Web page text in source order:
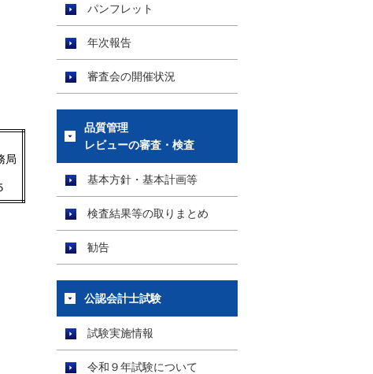
局
パンフレット
年次報告
審査会の開催状況
品質管理
レビューの審査・検査
基本方針・基本計画等
検査結果等の取りまとめ
勧告
公認会計士試験
試験実施情報
令和９年試験について